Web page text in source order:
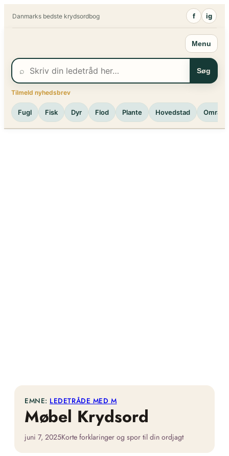
Danmarks bedste krydsordbog f ig
Menu
⌕ Søg
Tilmeld nyhedsbrev
Fugl Fisk Dyr Flod Plante Hovedstad Område
EMNE: LEDETRÅDE MED M
Møbel Krydsord
juni 7, 2025Korte forklaringer og spor til din ordjagt